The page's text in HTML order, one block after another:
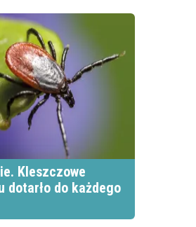
Kleszczowe
dotarło do każdego